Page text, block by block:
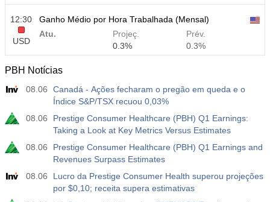
12:30
USD
Ganho Médio por Hora Trabalhada (Mensal)
Atu.
Projeç.
0.3%
Prév.
0.3%
12:30
Ganho Médio por Hora Trabalhada (Anual)
Atu.
Projeç.
3.5%
Prév.
USD
Relatório de Emprego - Payroll - Privado
Atu.
Projeç.
40 mil
Prév.
Taxa de Desemprego U6
PBH Notícias
08.06
Canadá - Ações fecharam o pregão em queda e o
Índice S&P/TSX recuou 0,03%
08.06
Prestige Consumer Healthcare (PBH) Q1 Earnings:
Taking a Look at Key Metrics Versus Estimates
08.06
Prestige Consumer Healthcare (PBH) Q1 Earnings and
Revenues Surpass Estimates
08.06
Lucro da Prestige Consumer Health superou projeções
por $0,10; receita supera estimativas